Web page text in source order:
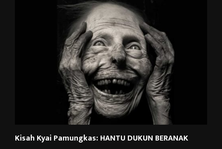
Kisah Kyai Pamungkas: HANTU DUKUN BERANAK